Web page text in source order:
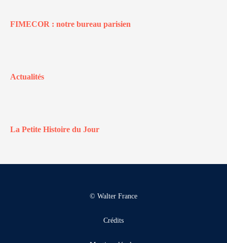
FIMECOR : notre bureau parisien
Actualités
La Petite Histoire du Jour
© Walter France
Crédits